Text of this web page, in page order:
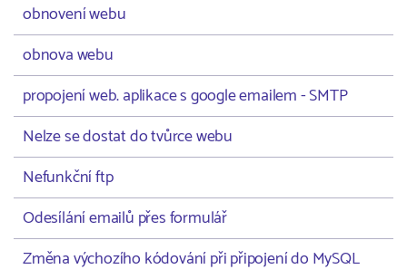
obnovení webu
obnova webu
propojení web. aplikace s google emailem - SMTP
Nelze se dostat do tvůrce webu
Nefunkční ftp
Odesílání emailů přes formulář
Změna výchozího kódování při připojení do MySQL